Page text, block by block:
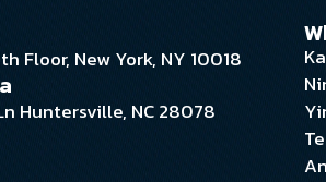
Floor, New York, NY 10018
Huntersville, NC 28078